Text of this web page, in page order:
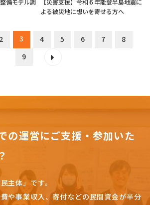
備モデル調
【災害支援】令和６年能登半島地震に
よる被災地に想いを寄せる方へ
2 3 4 5 6 7
8
9
の運営にご支援・参加いた
主体」です。
や事業収入、寄付などの民間資金が半分